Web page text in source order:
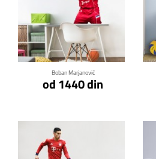
Boban Marjanović
od 1440 din
Klikni za detalje